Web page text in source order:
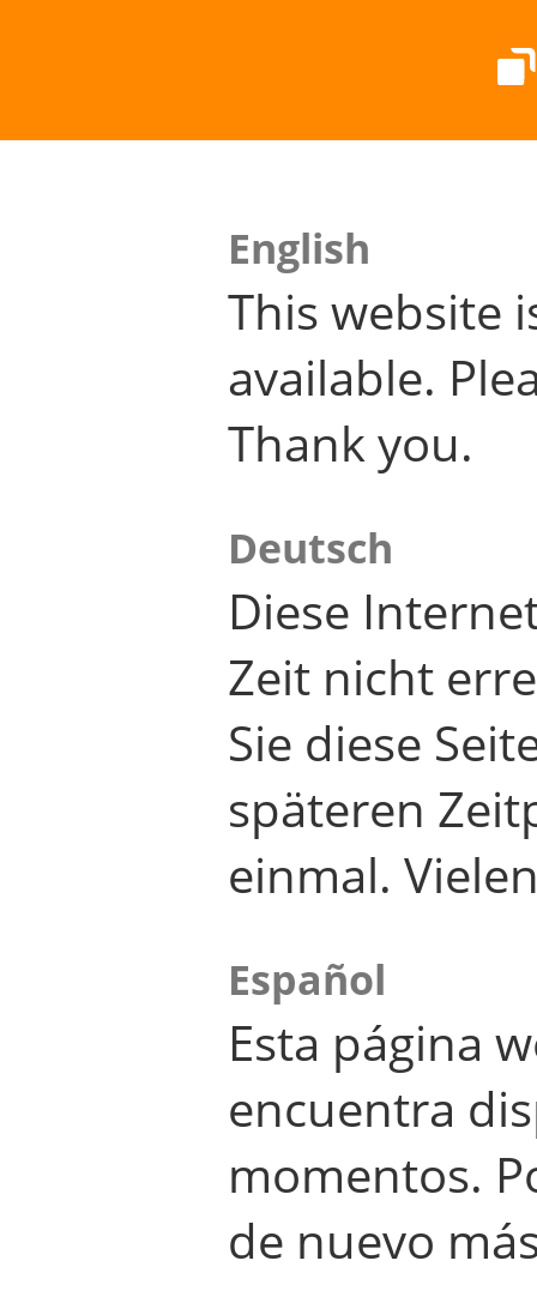
English
This website
available.
Thank you.
Deutsch
Diese
Zeit nicht
Sie diese
späteren
einmal.
Español
Esta página
encuentra
momentos.
de nuevo